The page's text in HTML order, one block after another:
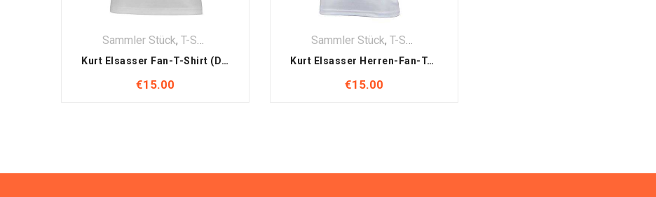
Sammler Stück,T-Shirt
Kurt Elsasser Fan-T-Shirt (Damen) – Hello Winter
€15.00
Sammler Stück,T-Shirt
Kurt Elsasser Herren-Fan-T-Shirt (Herren) – Hello Winter
€15.00